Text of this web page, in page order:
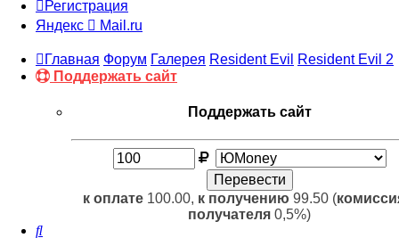
Регистрация
Яндекс
Mail.ru
Главная Форум Галерея Resident Evil
Resident Evil 2
Поддержать сайт
Поддержать сайт
к оплате100.00, к получению 99.50 (
получателя 0,5%)
Поиск